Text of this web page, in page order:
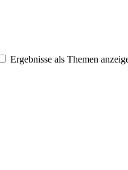
Ergebnisse als Themen